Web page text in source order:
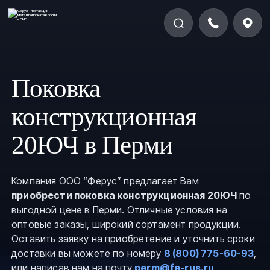
Поковка
конструкционная
20ЮЧ в Перми
Компания ООО “Ферус” предлагает Вам
приобрести поковка конструкционная 20ЮЧ по
выгодной цене в Перми. Отличные условия на
оптовые заказы, широкий сортамент продукции.
Оставить заявку на приобретение и уточнить сроки
доставки вы можете по номеру 8 (800) 775-60-93,